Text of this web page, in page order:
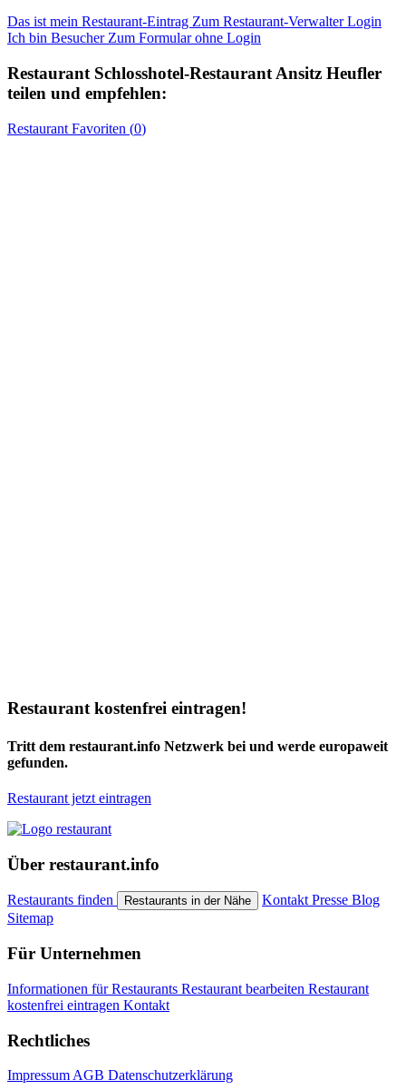
Das ist mein Restaurant-Eintrag Zum Restaurant-Verwalter Login
Ich bin Besucher Zum Formular ohne Login
Restaurant Schlosshotel-Restaurant Ansitz Heufler
teilen und empfehlen:
Restaurant Favoriten (0)
Restaurant kostenfrei eintragen!
Tritt dem restaurant.info Netzwerk bei und werde europaweit
gefunden.
Restaurant jetzt eintragen
Über restaurant.info
Restaurants finden Restaurants in der Nähe Kontakt Presse Blog
Sitemap
Für Unternehmen
Informationen für Restaurants Restaurant bearbeiten Restaurant
kostenfrei eintragen Kontakt
Rechtliches
Impressum AGB Datenschutzerklärung